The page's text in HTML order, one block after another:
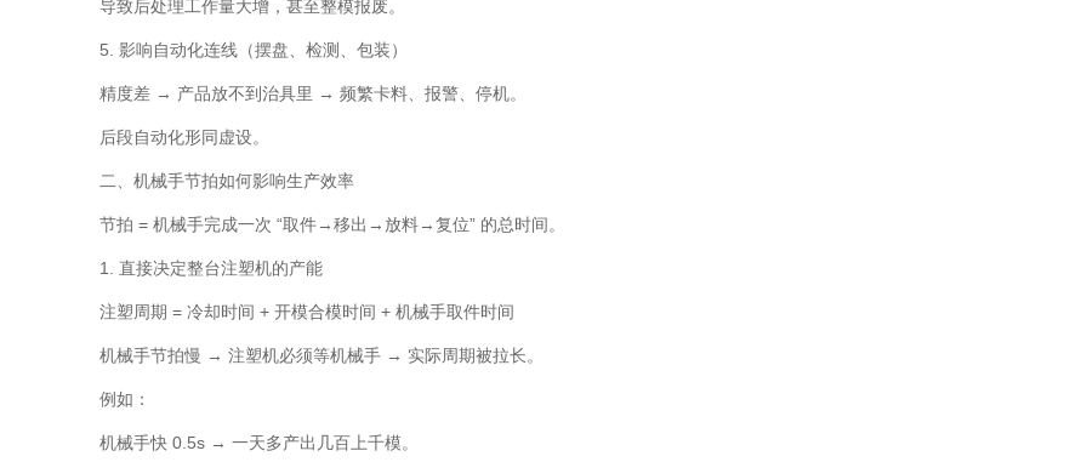
导致后处理工作量大增，甚至整模报废。
5. 影响自动化连线（摆盘、检测、包装）
精度差 → 产品放不到治具里 → 频繁卡料、报警、停机。
后段自动化形同虚设。
二、机械手节拍如何影响生产效率
节拍 = 机械手完成一次 “取件→移出→放料→复位” 的总时间。
1. 直接决定整台注塑机的产能
注塑周期 = 冷却时间 + 开模合模时间 + 机械手取件时间
机械手节拍慢 → 注塑机必须等机械手 → 实际周期被拉长。
例如：
机械手快 0.5s → 一天多产出几百上千模。